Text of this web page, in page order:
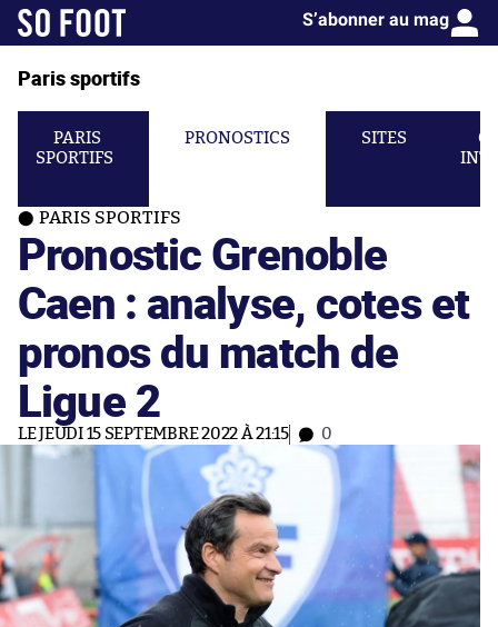
S’abonner au mag
Paris sportifs
PARIS
SPORTIFS
PRONOSTICS SITES
PARIS SPORTIFS
Pronostic Grenoble
Caen : analyse, cotes et
pronos du match de
Ligue 2
LE JEUDI 15 SEPTEMBRE 2022 À 21:15 0